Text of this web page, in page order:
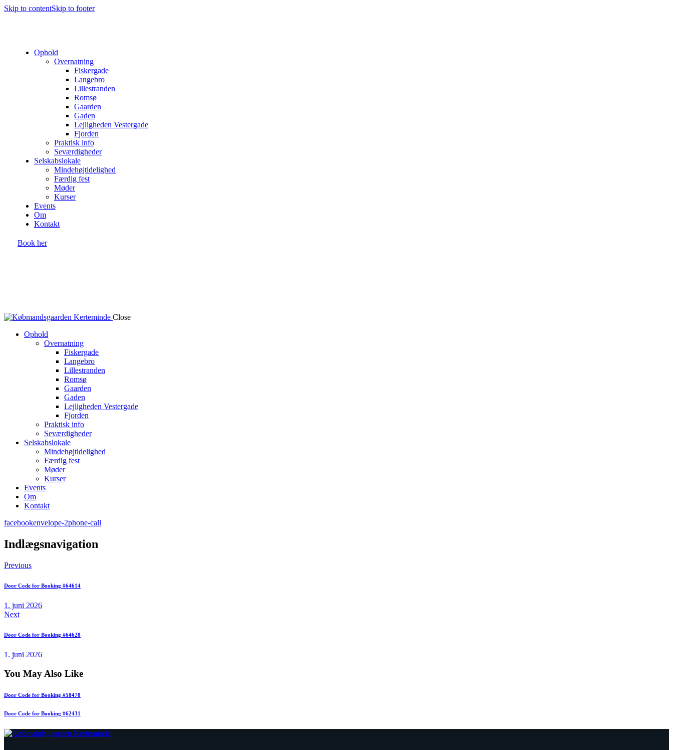
Skip to contentSkip to footer
Ophold
Overnatning
Fiskergade
Langebro
Lillestranden
Romsø
Gaarden
Gaden
Lejligheden Vestergade
Fjorden
Praktisk info
Seværdigheder
Selskabslokale
Mindehøjtidelighed
Færdig fest
Møder
Kurser
Events
Om
Kontakt
Book her
Close
Ophold
Overnatning
Fiskergade
Langebro
Lillestranden
Romsø
Gaarden
Gaden
Lejligheden Vestergade
Fjorden
Praktisk info
Seværdigheder
Selskabslokale
Mindehøjtidelighed
Færdig fest
Møder
Kurser
Events
Om
Kontakt
facebookenvelope-2phone-call
Indlægsnavigation
Previous
Door Code for Booking #64614
1. juni 2026
Next
Door Code for Booking #64628
1. juni 2026
You May Also Like
Door Code for Booking #58478
Door Code for Booking #62431